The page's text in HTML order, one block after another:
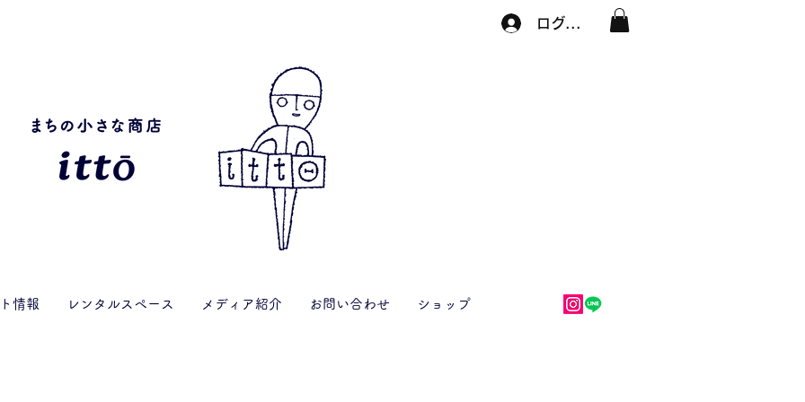
ログイン
情報 レンタルスペース メディア紹介 お問い合わせ ショップ